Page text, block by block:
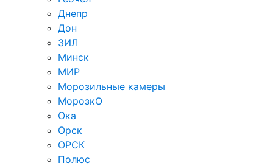
Днепр
Дон
ЗИЛ
Минск
МИР
Морозильные камеры
МорозкО
Ока
Орск
ОРСК
Полюс